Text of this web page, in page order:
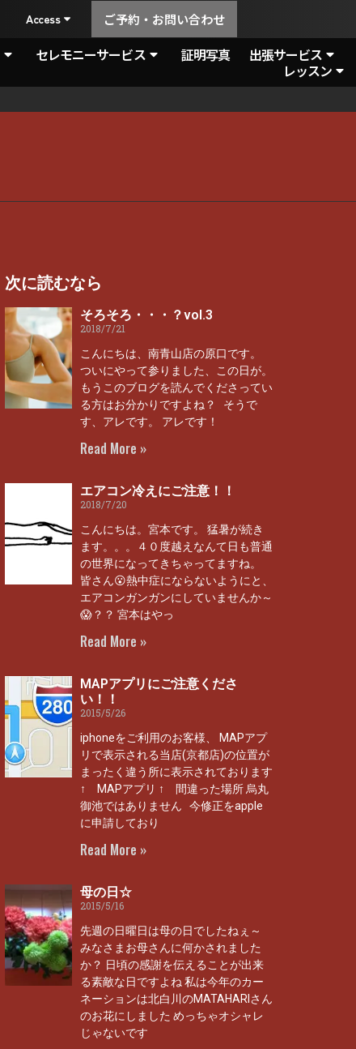
Access ご予約・お問い合わせ
セレモニーサービス 証明写真
出張サービス
レッスン
次に読むなら
そろそろ・・・？vol.3
2018/7/21
こんにちは、南青山店の原口です。
ついにやって参りました、この日が。
もうこのブログを読んでくださってい
る方はお分かりですよね？ そうで
す、アレです。 アレです！
Read More »
エアコン冷えにご注意！！
2018/7/20
こんにちは。宮本です。 猛暑が続き
ます。。。４０度越えなんて日も普通
の世界になってきちゃってますね。
皆さん😮熱中症にならないようにと、
エアコンガンガンにしていませんか～
😱？？ 宮本はやっ
Read More »
MAPアプリにご注意くださ
い！！
2015/5/26
iphoneをご利用のお客様、 MAPアプ
リで表示される当店(京都店)の位置が
まったく違う所に表示されております
↑ MAPアプリ ↑ 間違った場所 烏丸
御池ではありません 今修正をapple
に申請しており
Read More »
母の日☆
2015/5/16
先週の日曜日は母の日でしたねぇ～
みなさまお母さんに何かされました
か？ 日頃の感謝を伝えることが出来
る素敵な日ですよね 私は今年のカー
ネーションは北白川のMATAHARIさん
のお花にしました めっちゃオシャレ
じゃないです